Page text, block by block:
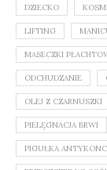
DZIECKO
LIFTING
MASECZKI
ODCHUDZANIE
OLEJ Z CZARNUSZKI
PIELĘGNACJA BRWI
PIGUŁKA